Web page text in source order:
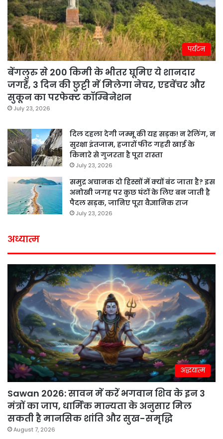
पर्यटन
बेंगलुरु से 200 किमी के भीतर घूमिए ये शानदार
जगहें, 3 दिन की छुट्टी में मिलेगा नेचर, एडवेंचर और
सुकून का परफेक्ट कॉम्बिनेशन
July 23, 2026
दिल दहला देगी जम्मू की यह सड़क! न रेलिंग, न
सुरक्षा इंतजाम, हजारों फीट गहरी खाई के
किनारे से गुजरता है पूरा रास्ता
July 23, 2026
समुद्र अचानक दो हिस्सों में क्यों बंट जाता है? इस
अनोखी जगह पर कुछ घंटों के लिए बन जाती है
पैदल सड़क, जानिए पूरा वैज्ञानिक राज
July 23, 2026
अध्यात्म
अद्धयात्म
Sawan 2026: सावन में करें भगवान शिव के इन 3
मंत्रों का जाप, धार्मिक मान्यता के अनुसार मिल
सकती है मानसिक शांति और सुख-समृद्धि
August 7, 2026